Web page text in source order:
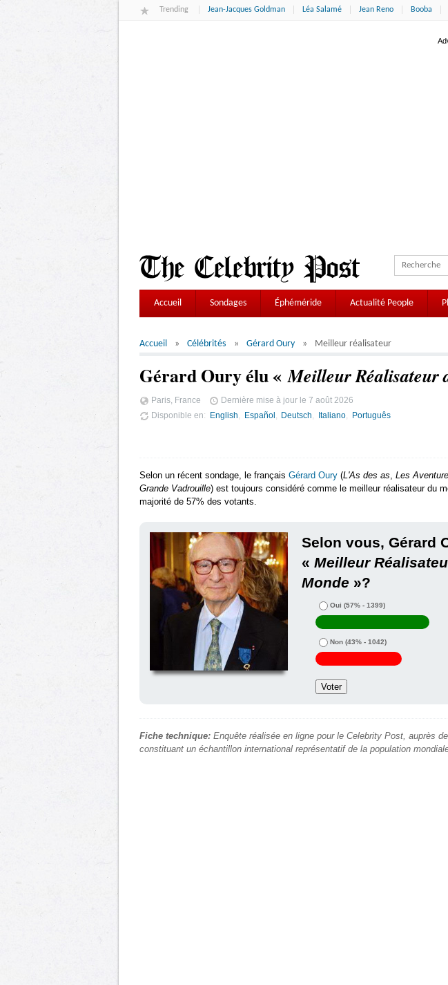
Trending Jean-Jacques Goldman Léa Salamé Jean Reno Booba
Accueil Sondages Éphéméride Actualité People
Accueil Célébrités Gérard Oury Meilleur réalisateur
Gérard Oury élu «Meilleur Réalisateur
Paris, France Dernière mise à jour le 7 août 2026
Disponible en
English Español Deutsch Italiano Português
Selon un récent sondage, le français Gérard Oury (L'As des as Les
Grande Vadrouille) est toujours considéré comme le meilleur réalisateur du
majorité de 57% des votants.
Selon vous, Gérard
« Meilleur
Monde »?
Oui (57% - 1399)
Non (43% - 1042)
Fiche technique: Enquête réalisée en ligne pour le Celebrity Post, auprès
constituant un échantillon international représentatif de la population